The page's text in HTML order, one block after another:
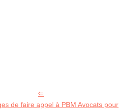
de faire appel à PBM Avocats pour